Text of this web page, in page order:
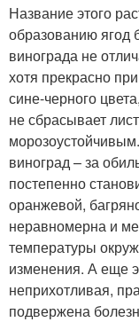
Название этого
образованию ягод
винограда не
хотя прекрасно
сине-черного
не сбрасывает
виноград – за
постепенно
оранжевой,
неравномерна и
температуры
изменения. А еще
неприхотливая,
подвержена